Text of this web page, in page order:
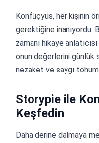
Konfüçyüs, her kişinin
gerektiğine inanıyordu.
zamanı hikaye
onun değerlerini günlük
nezaket ve saygı
Storypie ile
Keşfedin
Daha derine dalmaya